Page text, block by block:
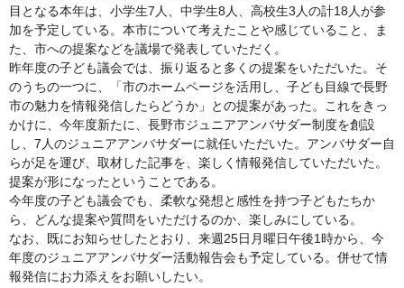
目となる本年は、小学生7人、中学生8人、高校生3人の計18人が参
加を予定している。本市について考えたことや感じていること、ま
た、市への提案などを議場で発表していただく。
昨年度の子ども議会では、振り返ると多くの提案をいただいた。そ
のうちの一つに、「市のホームページを活用し、子ども目線で長野
市の魅力を情報発信したらどうか」との提案があった。これをきっ
かけに、今年度新たに、長野市ジュニアアンバサダー制度を創設
し、7人のジュニアアンバサダーに就任いただいた。アンバサダー自
らが足を運び、取材した記事を、楽しく情報発信していただいた。
提案が形になったということである。
今年度の子ども議会でも、柔軟な発想と感性を持つ子どもたちか
ら、どんな提案や質問をいただけるのか、楽しみにしている。
なお、既にお知らせしたとおり、来週25日月曜日午後1時から、今
年度のジュニアアンバサダー活動報告会も予定している。併せて情
報発信にお力添えをお願いしたい。